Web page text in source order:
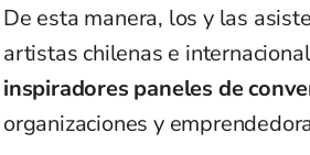
De esta manera, los y las
artistas chilenas e
inspiradores paneles de
organizaciones y